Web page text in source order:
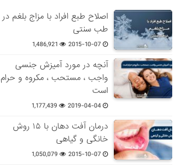
اصلاح طبع افراد با مزاج بلغم در
طب سنتی
2015-10-07
1,486,921
آنچه در مورد آمیزش جنسی
واجب ، مستحب ، مکروه و حرام
است
2019-04-04
1,177,439
درمان آفت دهان با ۱۵ روش
خانگی و گیاهی
2015-10-07
1,050,079